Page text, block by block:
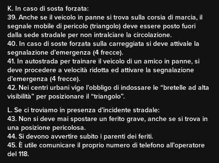
K. In caso di sosta forzata:
39. Anche se il veicolo in panne si trova sulla corsia di marcia, il
segnale mobile di pericolo (triangolo) deve essere posto fuori
dalla sede stradale per non intralciare la circolazione.
40. In caso di soste forzata sulla carreggiata si deve attivale la
segnalazione d’emergenza (4 frecce).
41. In autostrada per trainare il veicolo di un amico in panne, si
deve procedere a velocità ridotta ed attivare la segnalazione
d’emergenza (4 frecce).
42. Nei centri urbani vige l’obbligo di indossare le “bretelle ad alta
visibilità” per posizionare il “triangolo”.
L. Se ci troviamo in presenza d’incidente stradale:
43. Non si deve mai spostare un ferito grave, anche se si trova in
una posizione pericolosa.
44. Si devono avvertire subito i parenti dei feriti.
45. È utile comunicare il proprio numero di telefono all’operatore
del 118.